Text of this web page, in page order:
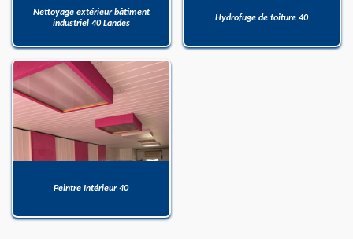
Nettoyage extérieur bâtiment
industriel 40 Landes
Hydrofuge de toiture 40
Peintre Intérieur 40